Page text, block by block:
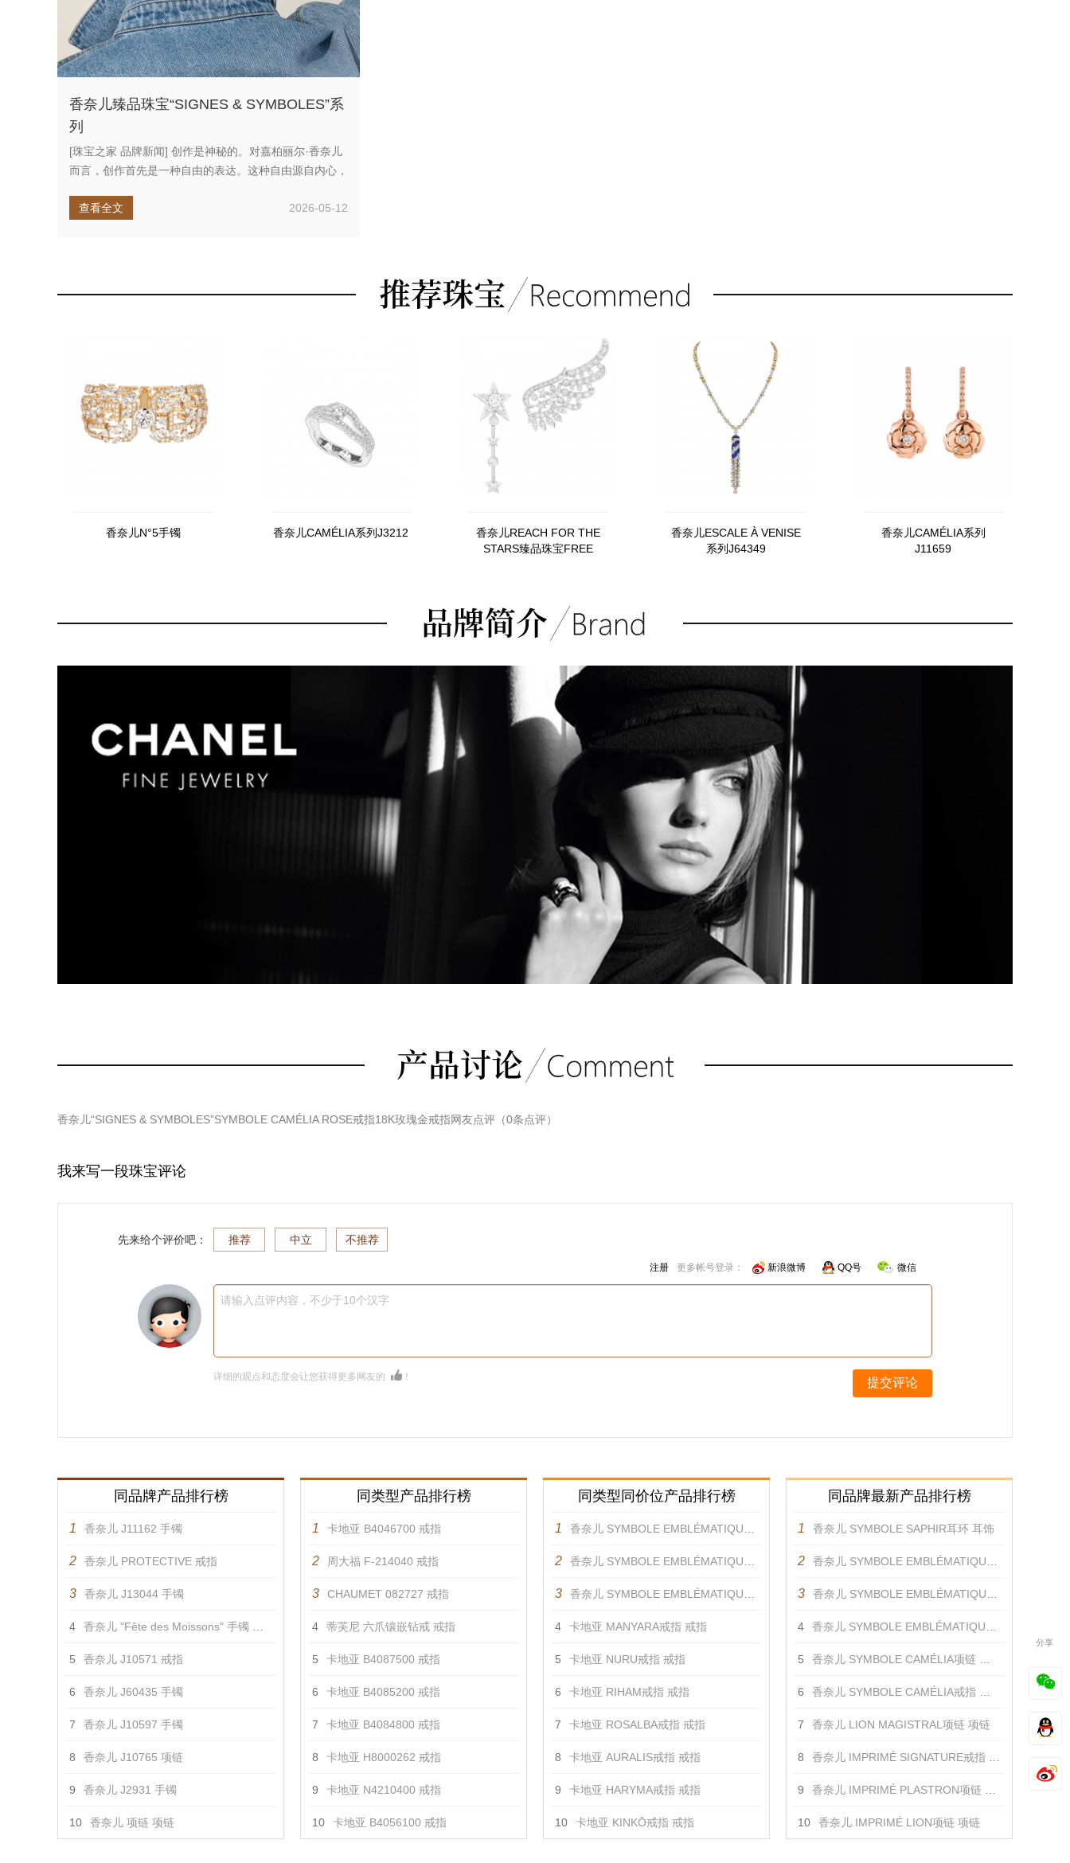
香奈儿臻品珠宝“SIGNES & SYMBOLES”系
列
[珠宝之家 品牌新闻] 创作是神秘的。对嘉柏丽尔·香奈儿
而言，创作首先是一种自由的表达。这种自由源自内心，
查看全文
2026-05-12
香奈儿N°5手镯 香奈儿CAMÉLIA系列J3212
香奈儿REACH FOR THE
STARS臻品珠宝FREE
香奈儿ESCALE À VENISE
系列J64349
香奈儿CAMÉLIA系列
J11659
香奈儿“SIGNES & SYMBOLES”SYMBOLE CAMÉLIA ROSE戒指18K玫瑰金戒指网友点评（0条点评）
我来写一段珠宝评论
先来给个评价吧： 推荐 中立 不推荐
注册 更多帐号登录： 新浪微博 QQ号 微信
请输入点评内容，不少于10个汉字
详细的观点和态度会让您获得更多网友的 ！ 提交评论
同品牌产品排行榜
1 香奈儿 J11162 手镯
2 香奈儿 PROTECTIVE 戒指
3 香奈儿 J13044 手镯
4 香奈儿 "Fête des Moissons" 手镯 手镯
5 香奈儿 J10571 戒指
6 香奈儿 J60435 手镯
7 香奈儿 J10597 手镯
8 香奈儿 J10765 项链
9 香奈儿 J2931 手镯
10 香奈儿 项链 项链
同类型产品排行榜
1 卡地亚 B4046700 戒指
2 周大福 F-214040 戒指
3 CHAUMET 082727 戒指
4 蒂芙尼 六爪镶嵌钻戒 戒指
5 卡地亚 B4087500 戒指
6 卡地亚 B4085200 戒指
7 卡地亚 B4084800 戒指
8 卡地亚 H8000262 戒指
9 卡地亚 N4210400 戒指
10 卡地亚 B4056100 戒指
同类型同价位产品排行榜
1 香奈儿 SYMBOLE EMBLÉMATIQUE蓝宝石戒指 戒指
2 香奈儿 SYMBOLE EMBLÉMATIQUE戒指 戒指
3 香奈儿 SYMBOLE EMBLÉMATIQUE蓝色戒指 戒指
4 卡地亚 MANYARA戒指 戒指
5 卡地亚 NURU戒指 戒指
6 卡地亚 RIHAM戒指 戒指
7 卡地亚 ROSALBA戒指 戒指
8 卡地亚 AURALIS戒指 戒指
9 卡地亚 HARYMA戒指 戒指
10 卡地亚 KINKŌ戒指 戒指
同品牌最新产品排行榜
1 香奈儿 SYMBOLE SAPHIR耳环 耳饰
2 香奈儿 SYMBOLE EMBLÉMATIQUE蓝色戒指 戒指
3 香奈儿 SYMBOLE EMBLÉMATIQUE戒指 戒指
4 香奈儿 SYMBOLE EMBLÉMATIQUE蓝宝石戒指 戒指
5 香奈儿 SYMBOLE CAMÉLIA项链 项链
6 香奈儿 SYMBOLE CAMÉLIA戒指 戒指
7 香奈儿 LION MAGISTRAL项链 项链
8 香奈儿 IMPRIMÉ SIGNATURE戒指 戒指
9 香奈儿 IMPRIMÉ PLASTRON项链 项链
10 香奈儿 IMPRIMÉ LION项链 项链
分享